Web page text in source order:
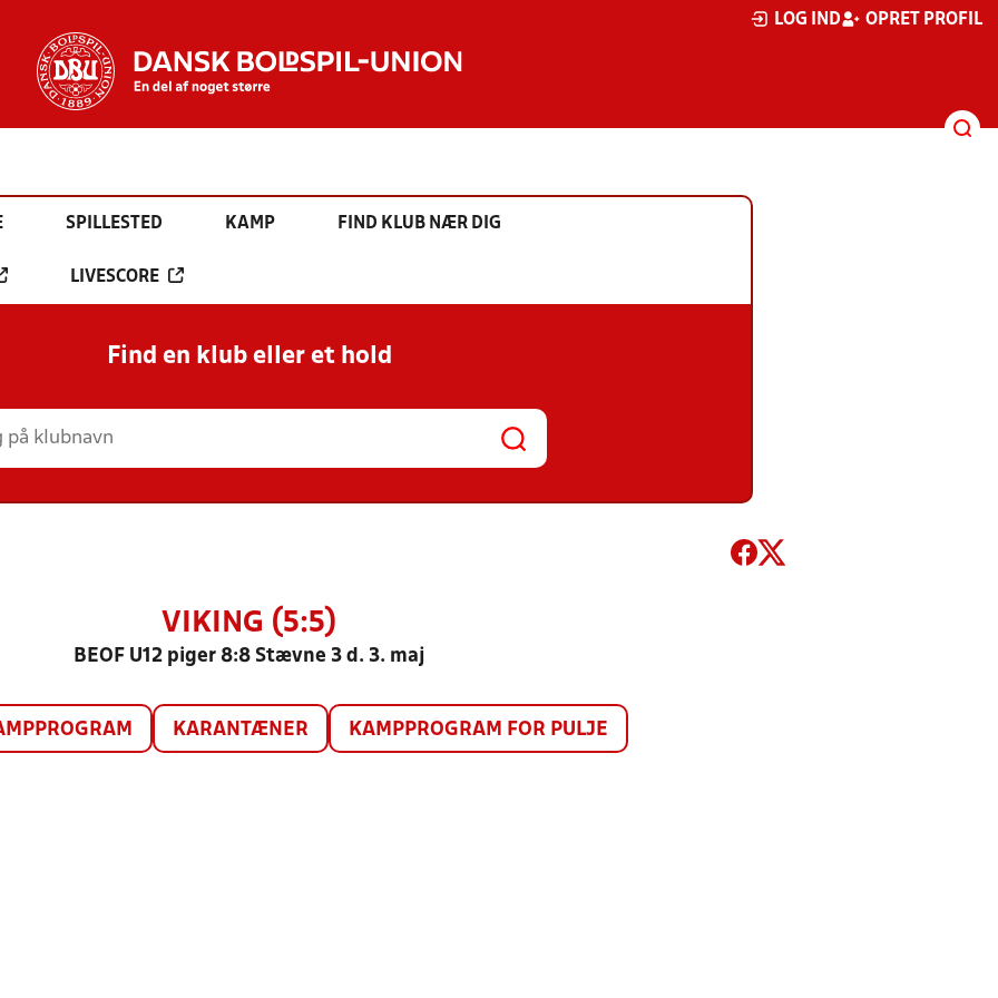
LOG IND OPRET PROFIL
SPILLESTED KAMP FIND KLUB NÆR DIG
LIVESCORE
Find en klub eller et hold
VIKING (5:5)
BEOF U12 piger 8:8 Stævne 3 d. 3. maj
KARANTÆNER KAMPPROGRAM FOR PULJE